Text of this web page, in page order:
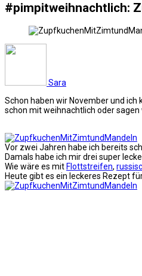
#pimpitweihnachtlich:
Sara
Schon haben wir November und ich
schon mit weihnachtlich oder
Vor zwei Jahren habe ich bereits
Damals habe ich mir drei super
Wie wäre es mit Flottstreifen,
Heute gibt es ein leckeres Rezept